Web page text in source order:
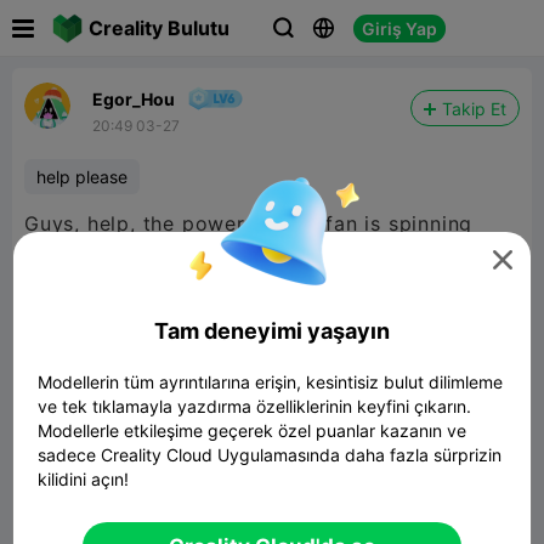
Creality Bulutu   Giriş Yap
Egor_Hou
20:49 03-27
Takip Et
help please
Guys, help, the power supply fan is spinning
very fast. What should I do? It's very noisy.
00:07


Tam deneyimi yaşayın
Modellerin tüm ayrıntılarına erişin, kesintisiz bulut dilimleme
ve tek tıklamayla yazdırma özelliklerinin keyfini çıkarın.
Modellerle etkileşime geçerek özel puanlar kazanın ve
sadece Creality Cloud Uygulamasında daha fazla sürprizin
kilidini açın!